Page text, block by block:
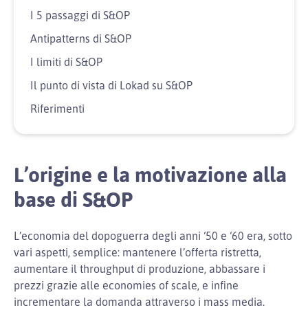
I 5 passaggi di S&OP
Antipatterns di S&OP
I limiti di S&OP
Il punto di vista di Lokad su S&OP
Riferimenti
L’origine e la motivazione alla
base di S&OP
L’economia del dopoguerra degli anni ‘50 e ‘60 era, sotto
vari aspetti, semplice: mantenere l’offerta ristretta,
aumentare il throughput di produzione, abbassare i
prezzi grazie alle economies of scale, e infine
incrementare la domanda attraverso i mass media.